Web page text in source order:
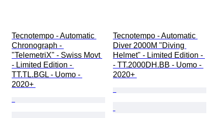
Tecnotempo - Automatic
Chronograph -
"TelemetriX" - Swiss Movt
- Limited Edition -
TT.TL.BGL - Uomo -
2020+
Tecnotempo - Automatic
Diver 2000M "Diving
Helmet" - Limited Edition -
- TT.2000DH.BB - Uomo -
2020+